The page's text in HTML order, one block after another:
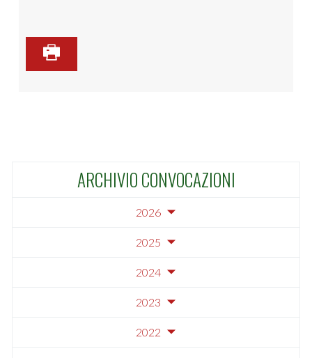
ARCHIVIO CONVOCAZIONI
2026
2025
2024
2023
2022